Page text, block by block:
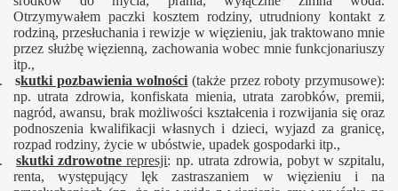
Otrzymywałem paczki kosztem rodziny, utrudniony kontakt z
rodziną, przesłuchania i rewizje w więzieniu, jak traktowano mnie
przez służbę więzienną, zachowania wobec mnie funkcjonariuszy
itp.,
skutki pozbawienia wolności (także przez roboty przymusowe):
np. utrata zdrowia, konfiskata mienia, utrata zarobków, premii,
nagród, awansu, brak możliwości kształcenia i rozwijania się oraz
podnoszenia kwalifikacji własnych i dzieci, wyjazd za granicę,
rozpad rodziny, życie w ubóstwie, upadek gospodarki itp.,
skutki zdrowotne represji: np. utrata zdrowia, pobyt w szpitalu,
renta, występujący lęk zastraszaniem w więzieniu i na